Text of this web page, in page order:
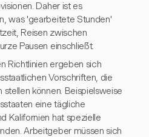
Daher ist es
was 'gearbeitete Stunden'
Reisen zwischen
Pausen einschließt.
Richtlinien ergeben sich
Vorschriften, die
können. Beispielsweise
eine tägliche
Kalifornien hat spezielle
Arbeitgeber müssen sich